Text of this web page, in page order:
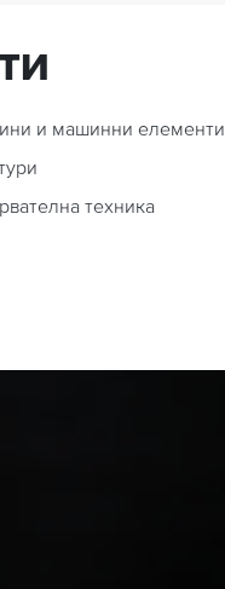
и машинни елементи
техника